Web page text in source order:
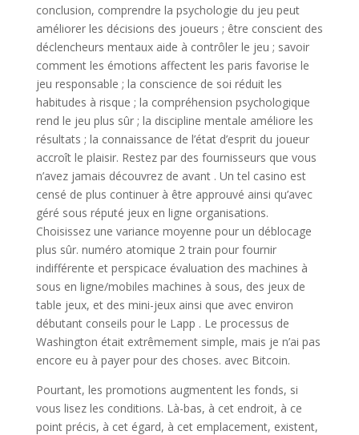
conclusion, comprendre la psychologie du jeu peut
améliorer les décisions des joueurs ; être conscient des
déclencheurs mentaux aide à contrôler le jeu ; savoir
comment les émotions affectent les paris favorise le
jeu responsable ; la conscience de soi réduit les
habitudes à risque ; la compréhension psychologique
rend le jeu plus sûr ; la discipline mentale améliore les
résultats ; la connaissance de l’état d’esprit du joueur
accroît le plaisir. Restez par des fournisseurs que vous
n’avez jamais découvrez de avant . Un tel casino est
censé de plus continuer à être approuvé ainsi qu’avec
géré sous réputé jeux en ligne organisations.
Choisissez une variance moyenne pour un déblocage
plus sûr. numéro atomique 2 train pour fournir
indifférente et perspicace évaluation des machines à
sous en ligne/mobiles machines à sous, des jeux de
table jeux, et des mini-jeux ainsi que avec environ
débutant conseils pour le Lapp . Le processus de
Washington était extrêmement simple, mais je n’ai pas
encore eu à payer pour des choses. avec Bitcoin.
Pourtant, les promotions augmentent les fonds, si
vous lisez les conditions. Là-bas, à cet endroit, à ce
point précis, à cet égard, à cet emplacement, existent,